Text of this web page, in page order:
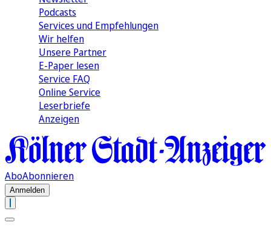
Podcasts
Services und Empfehlungen
Wir helfen
Unsere Partner
E-Paper lesen
Service FAQ
Online Service
Leserbriefe
Anzeigen
AboAbonnieren
Anmelden